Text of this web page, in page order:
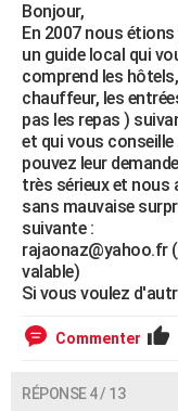
Bonjour,
En 2007 nous
un guide local qui
comprend les
chauffeur, les
pas les repas )
et qui vous
pouvez leur
très sérieux et nous
sans mauvaise
suivante :
rajaonaz@yahoo.fr
valable)
Si vous voulez
Commenter
RÉPONSE 4 / 13